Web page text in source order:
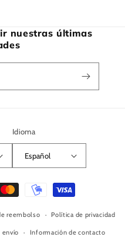
nuestras últimas
Idioma
Español
reembolso Política de privacidad
envío Información de contacto